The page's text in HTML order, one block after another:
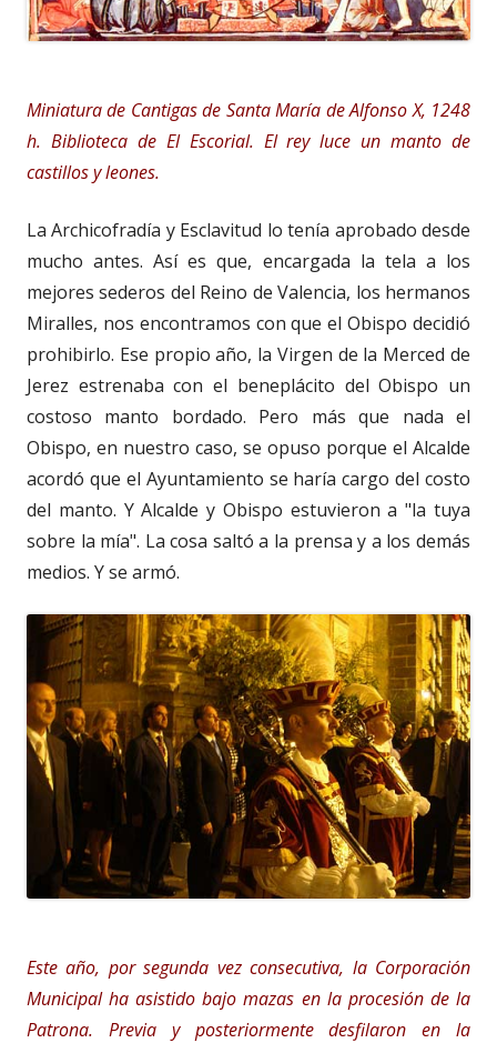
Miniatura de Cantigas de Santa María de Alfonso X, 1248
h. Biblioteca de El Escorial. El rey luce un manto de
castillos y leones.
La Archicofradía y Esclavitud lo tenía aprobado desde
mucho antes. Así es que, encargada la tela a los
mejores sederos del Reino de Valencia, los hermanos
Miralles, nos encontramos con que el Obispo decidió
prohibirlo. Ese propio año, la Virgen de la Merced de
Jerez estrenaba con el beneplácito del Obispo un
costoso manto bordado. Pero más que nada el
Obispo, en nuestro caso, se opuso porque el Alcalde
acordó que el Ayuntamiento se haría cargo del costo
del manto. Y Alcalde y Obispo estuvieron a "la tuya
sobre la mía". La cosa saltó a la prensa y a los demás
medios. Y se armó.
Este año, por segunda vez consecutiva, la Corporación
Municipal ha asistido bajo mazas en la procesión de la
Patrona. Previa y posteriormente desfilaron en la